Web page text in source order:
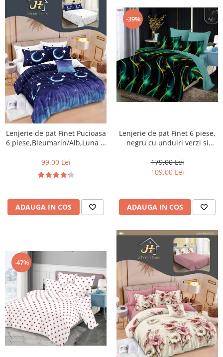
Lenjerie de pat Finet Pucioasa
6 piese,Bleumarin/Alb,Luna si
99,00 Lei
ADAUGA IN COS
-39%
Lenjerie de pat Finet 6 piese,
negru cu unduiri verzi si
179,00 Lei
109,00 Lei
ADAUGA IN COS
-47%